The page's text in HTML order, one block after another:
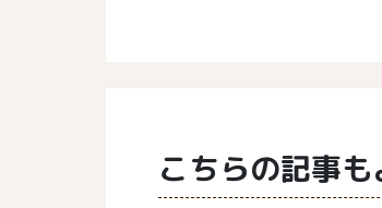
こちらの記事も